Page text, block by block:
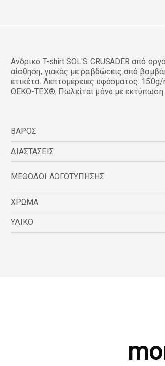
Ανδρικό T-shirt SOL'S CRUSADER από
αίσθηση, γιακάς με ραβδώσεις από
ετικέτα. Λεπτομέρειες υφάσματος: 150g/
OEKO-TEX®. Πωλείται μόνο με εκτύπωση
ΒΑΡΟΣ
ΔΙΑΣΤΑΣΕΙΣ
ΜΕΘΟΔΟΙ ΛΟΓΟΤΥΠΗΣΗΣ
ΧΡΩΜΑ
ΥΛΙΚΟ